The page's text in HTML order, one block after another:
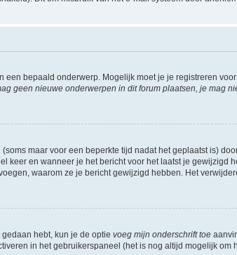
bepaald onderwerp. Mogelijk moet je je registreren
geen nieuwe onderwerpen in dit forum plaatsen, je mag
maar voor een beperkte tijd nadat het geplaatst is)
keer en wanneer je het bericht voor het laatst je gewijzigd
waarom ze je bericht gewijzigd hebben. Het
hebt, kun je de optie voeg mijn onderschrift toe
in het gebruikerspaneel (het is nog altijd mogelijk om